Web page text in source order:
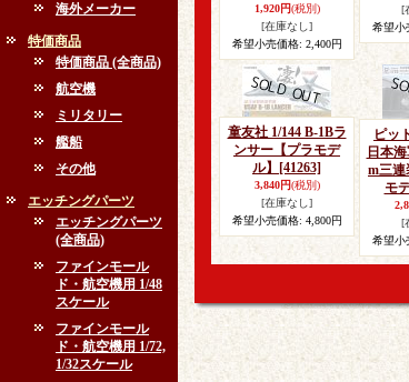
海外メーカー
特価商品
特価商品 (全商品)
航空機
ミリタリー
艦船
その他
エッチングパーツ
エッチングパーツ
(全商品)
ファインモール
ド・航空機用 1/48
スケール
ファインモール
ド・航空機用 1/72,
1/32スケール
1,920円(税別)
[在庫なし]
希望小売価格: 2,400円
[
希望小
童友社 1/144 B-1Bラ
ンサー【プラモデ
ル】
[41263]
3,840円(税別)
[在庫なし]
希望小売価格: 4,800円
ピッ
日本
m三連
モ
[
希望小